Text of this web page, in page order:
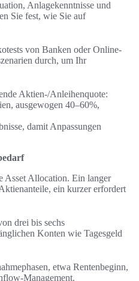
Anlagekenntnisse und
Sie fest, wie Sie auf
von Banken oder Online-
durch, um Ihr
Aktien-/Anleihenquote:
ausgewogen 40–60%,
damit Anpassungen
Asset Allocation. Ein langer
ein kurzer erfordert
drei bis sechs
Konten wie Tagesgeld
etwa Rentenbeginn,
Management.